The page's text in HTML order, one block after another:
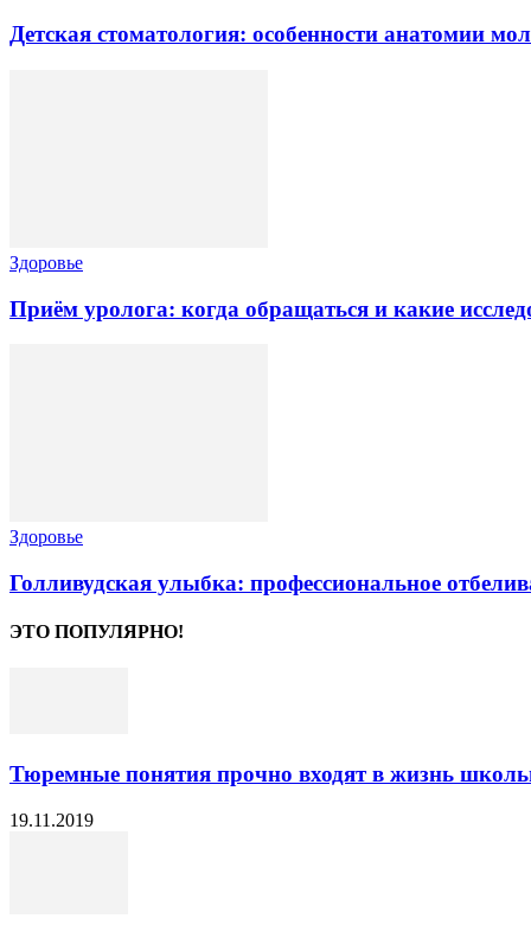
Детская стоматология: особенности анатомии
Здоровье
Приём уролога: когда обращаться и какие
Здоровье
Голливудская улыбка: профессиональное
ЭТО ПОПУЛЯРНО!
Тюремные понятия прочно входят в жизнь
19.11.2019